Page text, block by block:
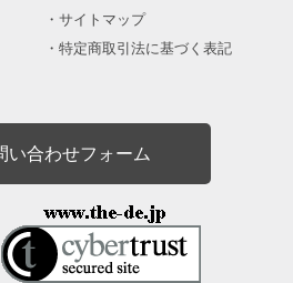
サイトマップ
特定商取引法に基づく表記
い合わせフォーム